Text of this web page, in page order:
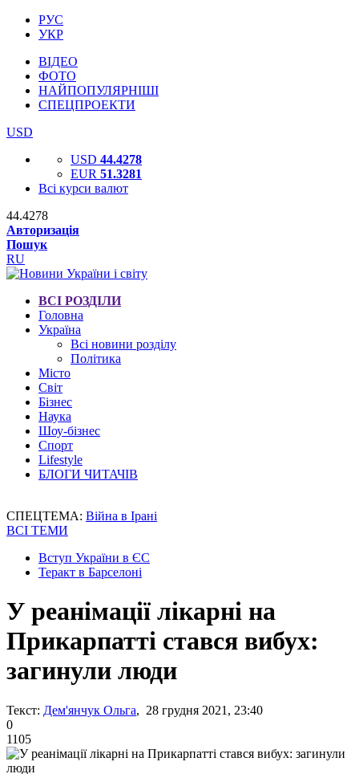
РУС
УКР
ВІДЕО
ФОТО
НАЙПОПУЛЯРНІШІ
СПЕЦПРОЕКТИ
USD
USD 44.4278
EUR 51.3281
Всі курси валют
44.4278
Авторизація
Пошук
RU
ВСІ РОЗДІЛИ
Головна
Україна
Всі новини розділу
Політика
Місто
Світ
Бізнес
Наука
Шоу-бізнес
Спорт
Lifestyle
БЛОГИ ЧИТАЧІВ
СПЕЦТЕМА: Війна в Ірані
ВСІ ТЕМИ
Вступ України в ЄС
Теракт в Барселоні
У реанімації лікарні на
Прикарпатті стався вибух:
загинули люди
Текст: Дем'янчук Ольга, 28 грудня 2021, 23:40
0
1105